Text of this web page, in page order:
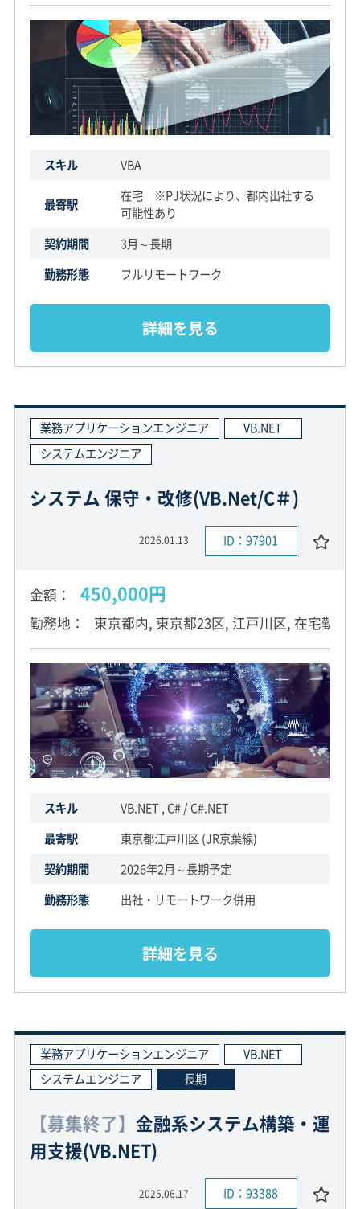
スキル VBA
最寄駅
在宅 ※PJ状況により、都内出社する
可能性あり
契約期間
3月～長期
勤務形態
フルリモートワーク
詳細を見る
業務アプリケーションエンジニア
VB.NET
システムエンジニア
システム 保守・改修(VB.Net/C＃)
2026.01.13 ID：97901
金額 450,000円
勤務地 東京都内, 東京都23区, 江戸川区, 在宅勤務
スキル
VB.NET , C# / C#.NET
最寄駅
東京都江戸川区 (JR京葉線)
契約期間
2026年2月～長期予定
勤務形態
出社・リモートワーク併用
詳細を見る
業務アプリケーションエンジニア
VB.NET
システムエンジニア
長期
【募集終了】 金融系システム構築・運
用支援(VB.NET)
2025.06.17 ID：93388